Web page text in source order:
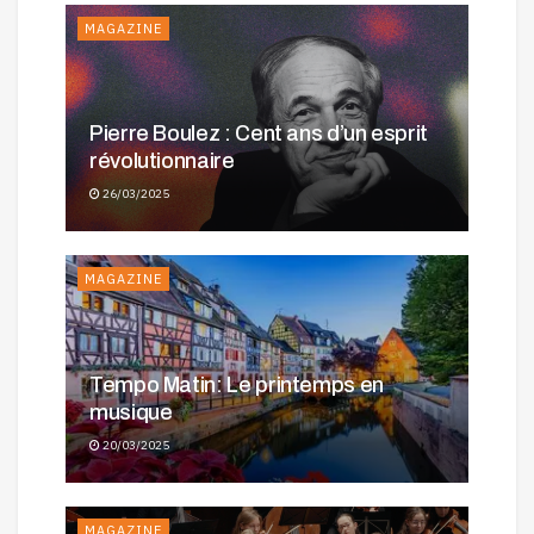
MAGAZINE
MAGAZINE
Pierre Boulez : Cent ans d’un esprit
révolutionnaire
26/03/2025
MAGAZINE
Tempo Matin: Le printemps en
musique
20/03/2025
MAGAZINE